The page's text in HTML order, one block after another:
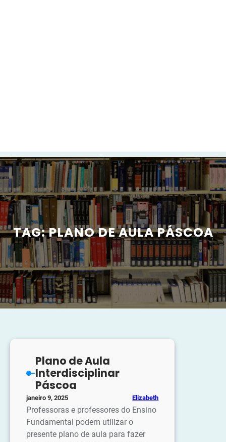
TAG:PLANO DE AULA PÁSCOA
Plano de Aula
Interdisciplinar
Páscoa
janeiro 9, 2025 Elizabeth
Professoras e professores do Ensino
Fundamental podem utilizar o
presente plano de aula para fazer